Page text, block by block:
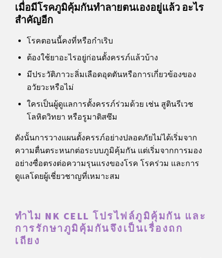
เมื่อมีโรคภูมิคุ้มกันทำลายตนเองอยู่แล้ว อะไร
สำคัญอีก
โรคตอนนี้คงที่หรือกำเริบ
ต้องใช้ยาอะไรอยู่ก่อนตั้งครรภ์แล้วบ้าง
มีประวัติภาวะลิ่มเลือดอุดตันหรือการเกี่ยวข้องของ
อวัยวะหรือไม่
ใครเป็นผู้ดูแลการตั้งครรภ์ร่วมด้วย เช่น สูตินรีเวช
โลหิตวิทยา หรือรูมาติสซึม
ดังนั้นการวางแผนตั้งครรภ์อย่างปลอดภัยไม่ได้เริ่มจาก
ความตื่นตระหนกต่อระบบภูมิคุ้มกัน แต่เริ่มจากการมอง
อย่างซื่อตรงต่อความรุนแรงของโรค โรคร่วม และการ
ดูแลโดยผู้เชี่ยวชาญที่เหมาะสม
ทำไม NK CELL โปรไฟล์ภูมิคุ้มกัน และ
การรักษาภูมิคุ้มกันจึงเป็นเรื่องถก
เถียง